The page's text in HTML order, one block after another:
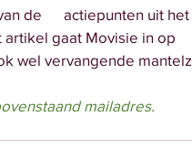
de      actiepunten uit het
artikel gaat Movisie in op
ook wel vervangende
mailadres.